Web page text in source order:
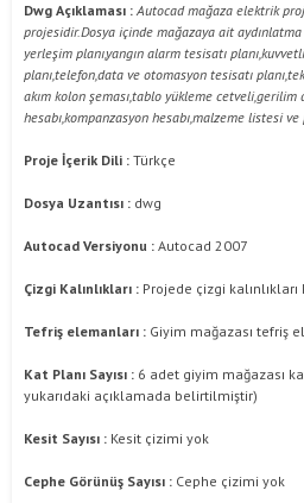
Dwg Açıklaması : Autocad mağaza elektrik
projesidir.Dosya içinde mağazaya ait
yerleşim planı,yangın alarm tesisatı
planı,telefon,data ve otomasyon tesisatı
akım kolon şeması,tablo yükleme cetveli,gerilim
hesabı,kompanzasyon hesabı,malzeme listesi
Proje İçerik Dili : Türkçe
Dosya Uzantısı : dwg
Autocad Versiyonu : Autocad 2007
Çizgi Kalınlıkları : Projede çizgi kalınlıkları
Tefriş elemanları : Giyim mağazası tefriş
Kat Planı Sayısı : 6 adet giyim mağazası
yukarıdaki açıklamada belirtilmiştir)
Kesit Sayısı : Kesit çizimi yok
Cephe Görünüş Sayısı : Cephe çizimi yok